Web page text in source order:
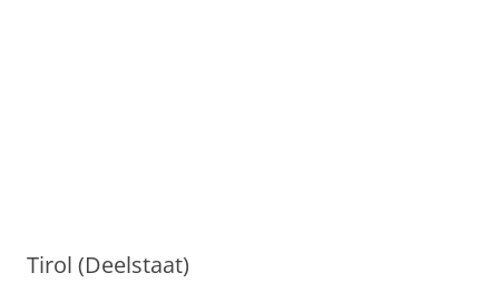
Tirol (Deelstaat)